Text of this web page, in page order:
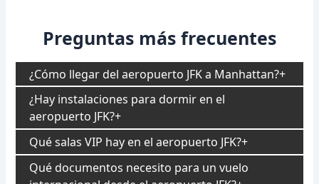
Preguntas más frecuentes
¿Cómo llegar del aeropuerto JFK a Manhattan?
¿Hay instalaciones para dormir en el
aeropuerto JFK?
Qué salas VIP hay en el aeropuerto JFK?
Qué documentos necesito para un vuelo